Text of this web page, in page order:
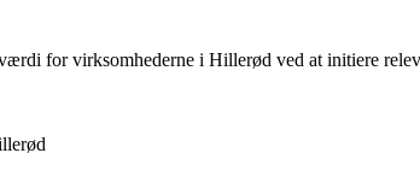
for virksomhederne i Hillerød ved at initiere